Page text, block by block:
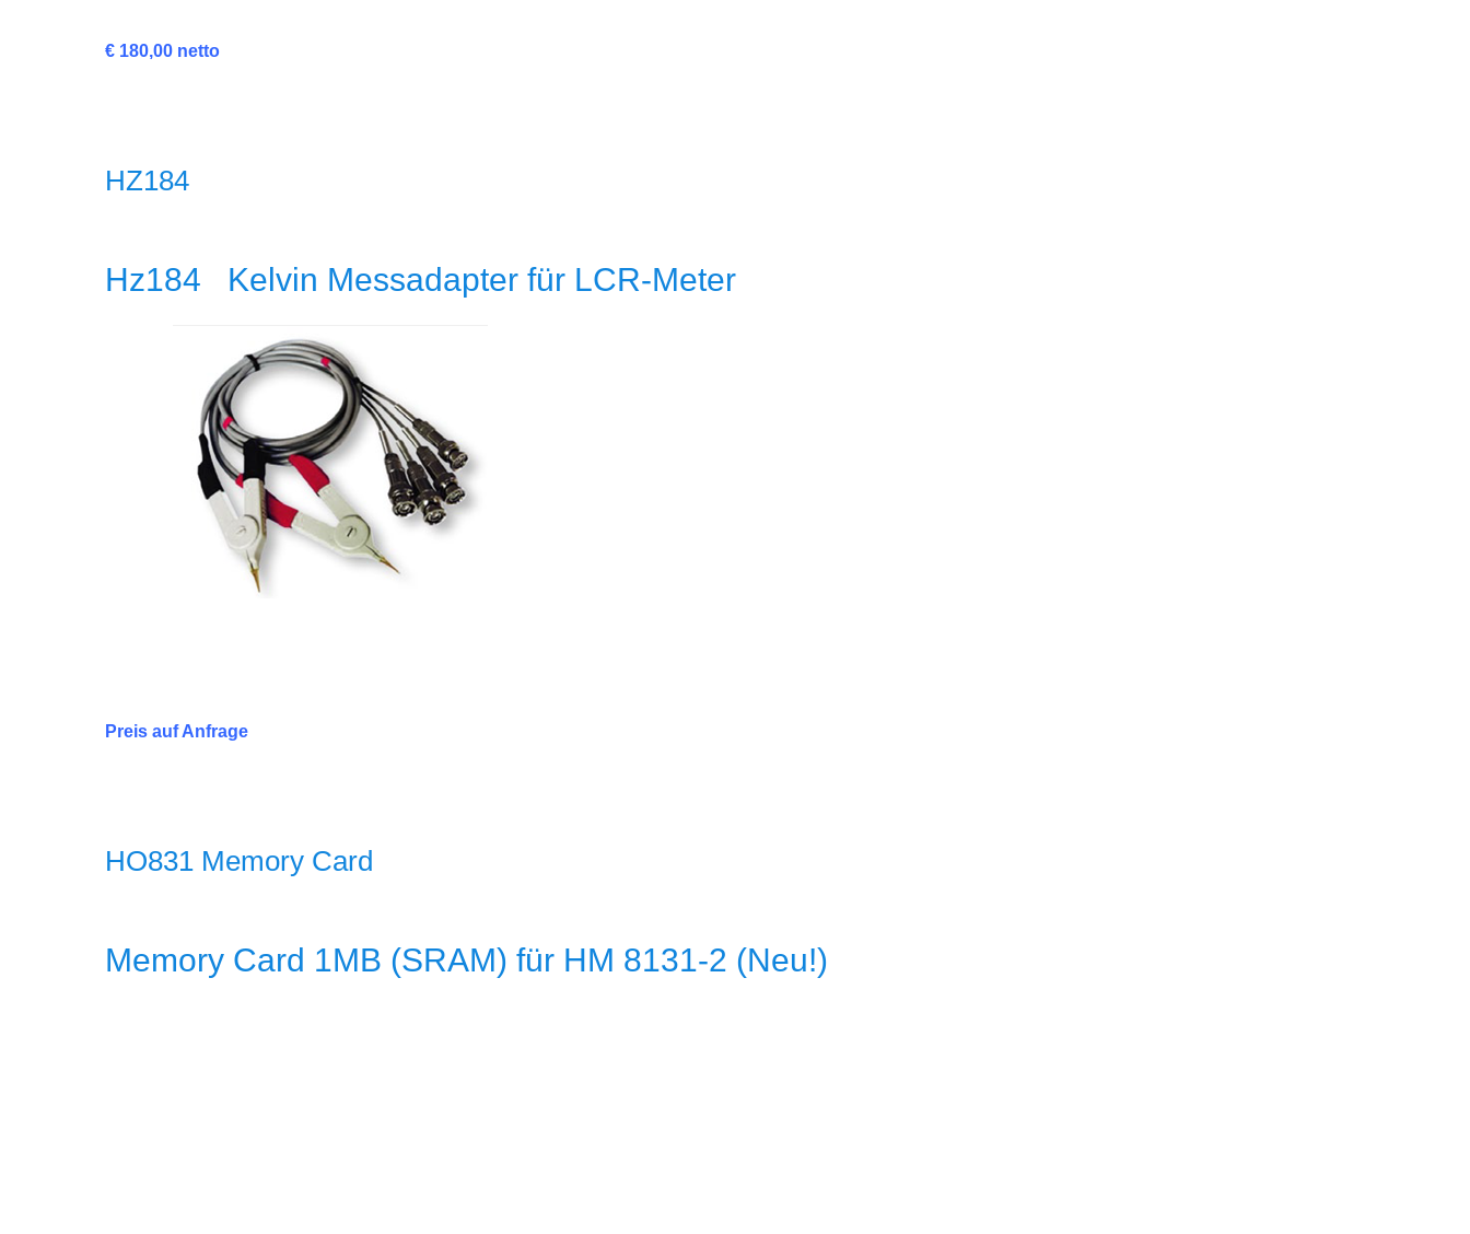
€ 180,00 netto
HZ184
Hz184 Kelvin Messadapter für LCR-Meter
Preis auf Anfrage
HO831 Memory Card
Memory Card 1MB (SRAM) für HM 8131-2 (Neu!)